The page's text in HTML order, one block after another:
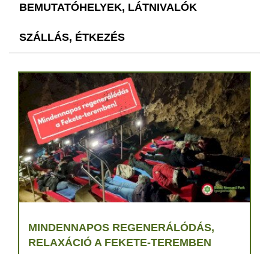
BEMUTATÓHELYEK, LÁTNIVALÓK
SZÁLLÁS, ÉTKEZÉS
MINDENNAPOS REGENERÁLÓDÁS,
RELAXÁCIÓ A FEKETE-TEREMBEN